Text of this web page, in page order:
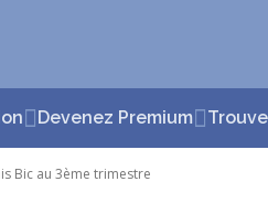
Devenez Premium
Bic au 3ème trimestre